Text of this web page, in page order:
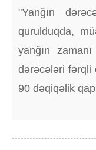
"Yanğın
qurulduqda,
yanğın
dərəcələri fərqli
90 dəqiqəlik